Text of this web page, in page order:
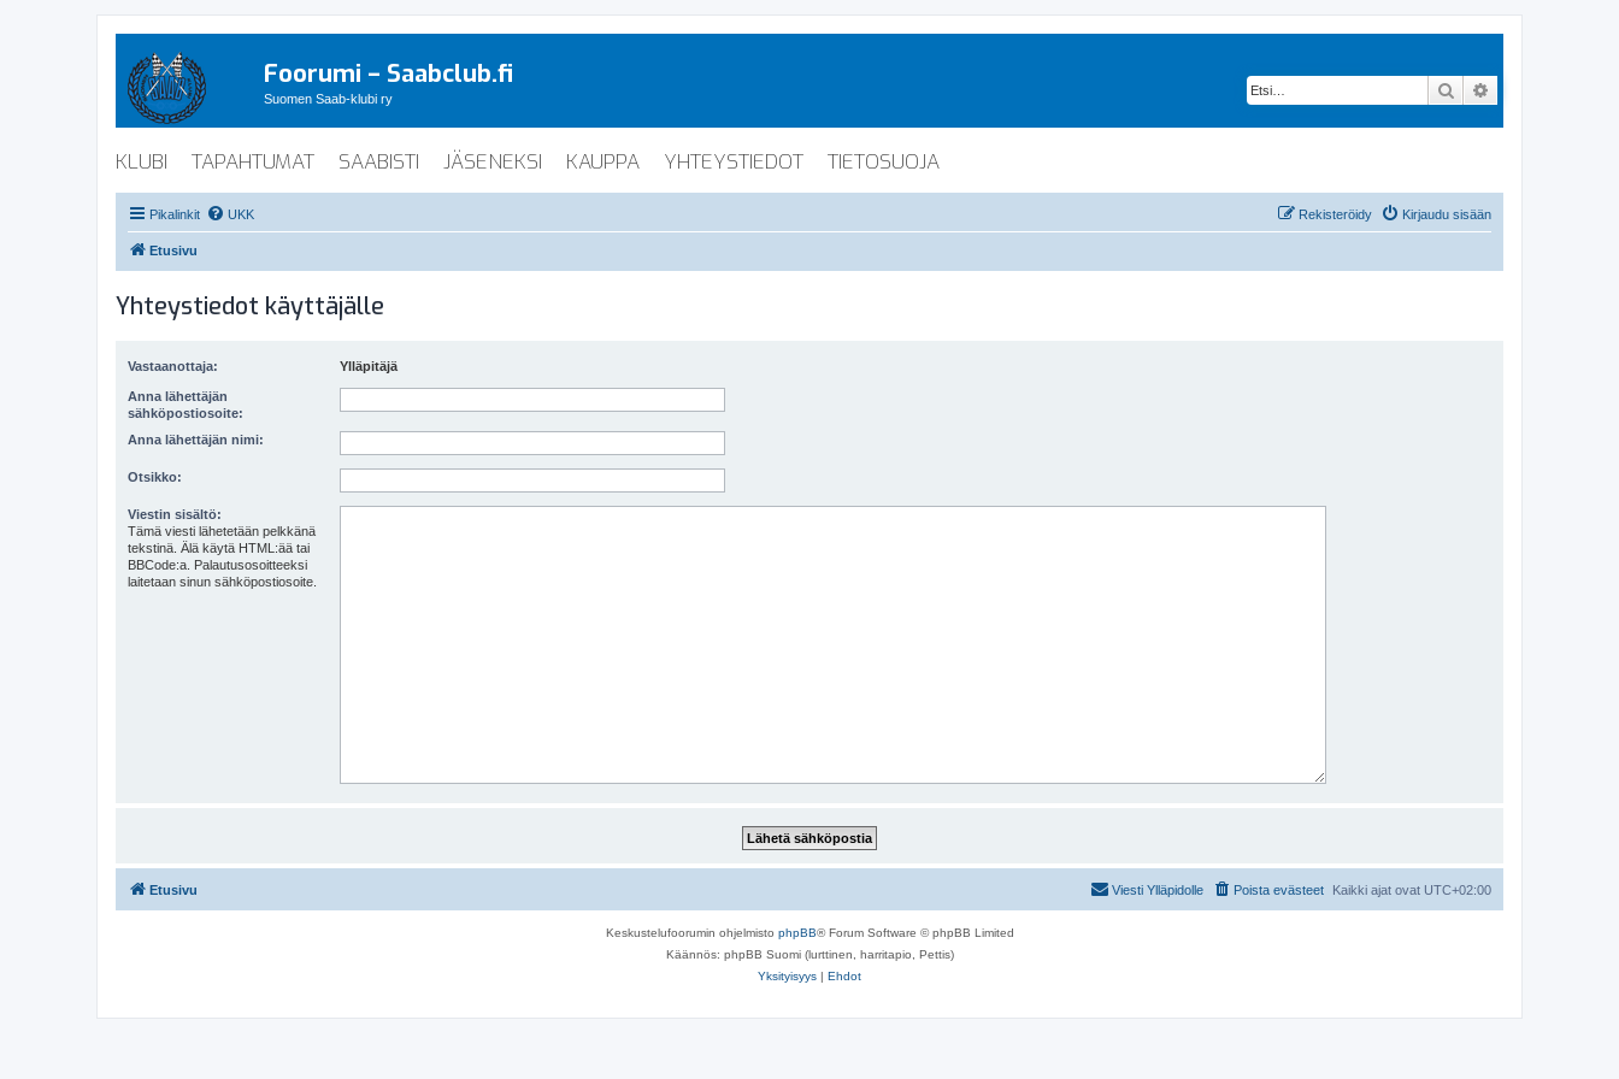
Foorumi – Saabclub.fi
Suomen Saab-klubi ry Etsi
KLUBI TAPAHTUMAT SAABISTI JÄSENEKSI KAUPPA YHTEYSTIEDOT TIETOSUOJA
Pikalinkit UKK Kirjaudu sisään
Rekisteröidy
Etusivu
Yhteystiedot käyttäjälle
Vastaanottaja: Ylläpitäjä
Anna lähettäjän
sähköpostiosoite:
Anna lähettäjän nimi:
Otsikko:
Viestin sisältö:
Tämä viesti lähetetään pelkkänä
tekstinä. Älä käytä HTML:ää tai
BBCode:a. Palautusosoitteeksi
laitetaan sinun sähköpostiosoite.
Etusivu Kaikki ajat ovat UTC+02:00
Poista evästeet
Viesti Ylläpidolle
Keskustelufoorumin ohjelmisto phpBB® Forum Software © phpBB Limited
Käännös: phpBB Suomi (lurttinen, harritapio, Pettis)
Yksityisyys | Ehdot